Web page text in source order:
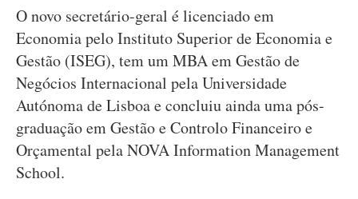
O novo secretário-geral é licenciado em
Economia pelo Instituto Superior de Economia e
Gestão (ISEG), tem um MBA em Gestão de
Negócios Internacional pela Universidade
Autónoma de Lisboa e concluiu ainda uma pós-
graduação em Gestão e Controlo Financeiro e
Orçamental pela NOVA Information Management
School.